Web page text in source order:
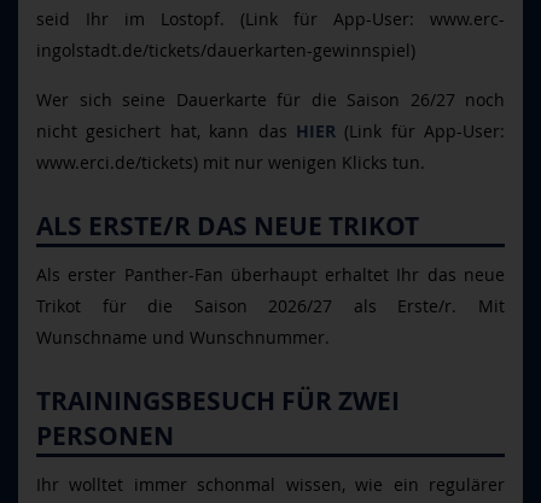
seid Ihr im Lostopf. (Link für App-User: www.erc-
ingolstadt.de/tickets/dauerkarten-gewinnspiel)
Wer sich seine Dauerkarte für die Saison 26/27 noch
nicht gesichert hat, kann das HIER(Link für App-User:
www.erci.de/tickets) mit nur wenigen Klicks tun.
ALS ERSTE/R DAS NEUE TRIKOT
Als erster Panther-Fan überhaupt erhaltet Ihr das neue
Trikot für die Saison 2026/27 als Erste/r. Mit
Wunschname und Wunschnummer.
TRAININGSBESUCH FÜR ZWEI
PERSONEN
Ihr wolltet immer schonmal wissen, wie ein regulärer